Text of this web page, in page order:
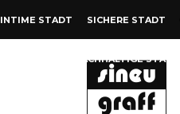
INTIME STADT SICHERE STADT
NACHHALTIGE STADT